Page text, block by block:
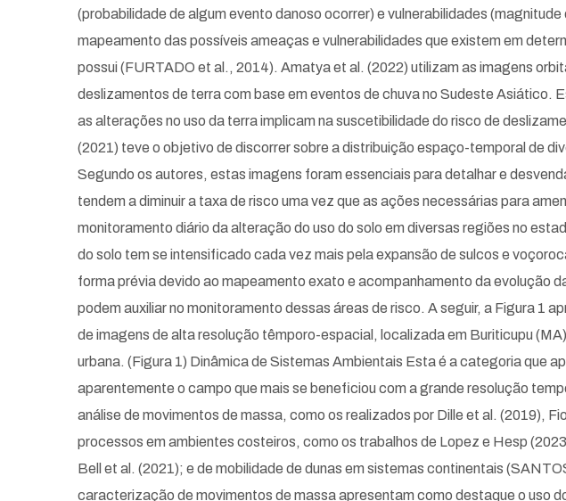
(probabilidade de algum evento danoso ocorrer) e vulnerabilidades
mapeamento das possíveis ameaças e vulnerabilidades que existem em
possui (FURTADO et al., 2014). Amatya et al. (2022) utilizam as imagens
deslizamentos de terra com base em eventos de chuva no Sudeste Asiático.
as alterações no uso da terra implicam na suscetibilidade do risco de
(2021) teve o objetivo de discorrer sobre a distribuição espaço-temporal de
Segundo os autores, estas imagens foram essenciais para detalhar e
tendem a diminuir a taxa de risco uma vez que as ações necessárias para
monitoramento diário da alteração do uso do solo em diversas regiões no
do solo tem se intensificado cada vez mais pela expansão de sulcos e
forma prévia devido ao mapeamento exato e acompanhamento da evolução
podem auxiliar no monitoramento dessas áreas de risco. A seguir, a Figura 1
de imagens de alta resolução têmporo-espacial, localizada em Buriticupu
urbana. (Figura 1) Dinâmica de Sistemas Ambientais Esta é a categoria que
aparentemente o campo que mais se beneficiou com a grande resolução
análise de movimentos de massa, como os realizados por Dille et al. (2019),
processos em ambientes costeiros, como os trabalhos de Lopez e Hesp
Bell et al. (2021); e de mobilidade de dunas em sistemas continentais
caracterização de movimentos de massa apresentam como destaque o uso